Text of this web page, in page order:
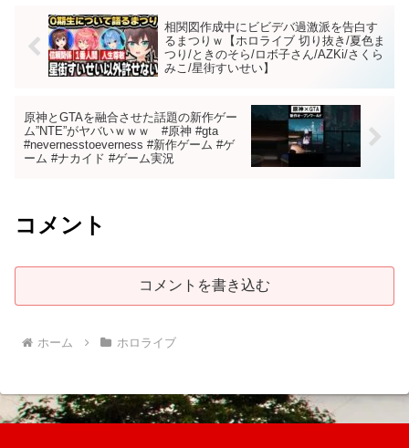
相関図作成中にビビデバ過激派を告白す
るまつりｗ【ホロライブ 切り抜き/夏色ま
つり/ときのそら/ロボ子さん/AZKi/さくら
みこ/星街すいせい】
原神とGTAを融合させた話題の新作ゲー
ム”NTE”がヤバいｗｗｗ #原神 #gta
#nevernesstoeverness #新作ゲーム #ゲ
ーム #ナカイド #ゲーム実況
コメント
コメントを書き込む
ホーム ホロライブ